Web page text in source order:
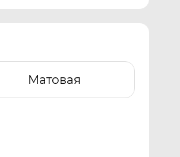
Матовая